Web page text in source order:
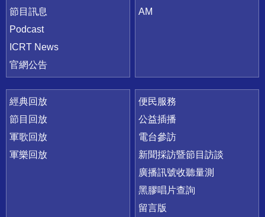
節目訊息
Podcast
ICRT News
官網公告
AM
經典回放
節目回放
軍歌回放
軍樂回放
便民服務
公益插播
電台參訪
新聞採訪暨節目訪談
廣播訊號收聽量測
黑膠唱片查詢
留言版